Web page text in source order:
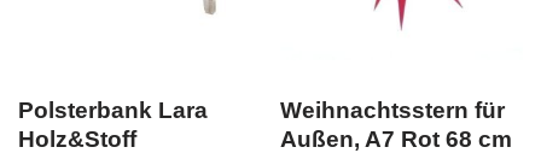
Polsterbank Lara
Holz&Stoff
Weihnachtsstern für
Außen, A7 Rot 68 cm